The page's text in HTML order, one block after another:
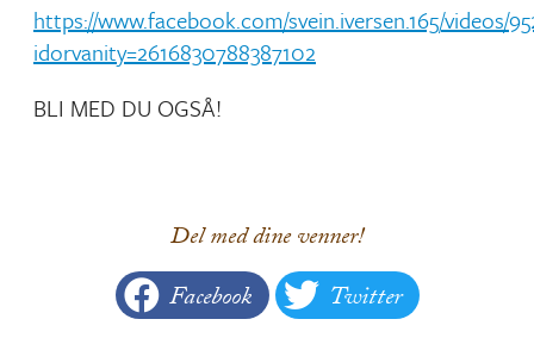
https://www.facebook.com/svein.iversen.165/videos/
idorvanity=2616830788387102
BLI MED DU OGSÅ!
Del med dine venner!
Facebook Twitter